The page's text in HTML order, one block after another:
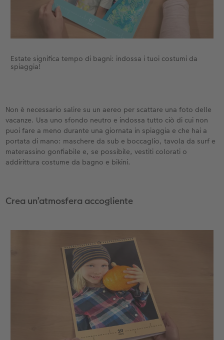
Estate significa tempo di bagni: indossa i tuoi costumi da
spiaggia!
Non è necessario salire su un aereo per scattare una foto delle
vacanze. Usa uno sfondo neutro e indossa tutto ciò di cui non
puoi fare a meno durante una giornata in spiaggia e che hai a
portata di mano: maschere da sub e boccaglio, tavola da surf e
materassino gonfiabile e, se possibile, vestiti colorati o
addirittura costume da bagno e bikini.
Crea un’atmosfera accogliente